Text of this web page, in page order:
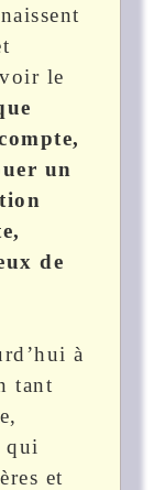
le
un
de
à
tant
qui
et